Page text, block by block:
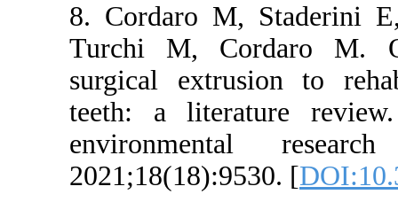
8.
Turchi M,
surgical
teeth: a